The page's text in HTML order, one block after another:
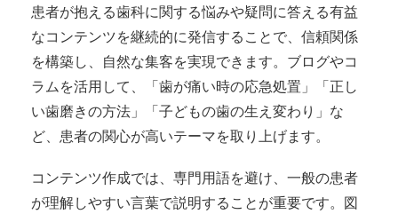
患者が抱える歯科に関する悩みや疑問に答える有益
なコンテンツを継続的に発信することで、信頼関係
を構築し、自然な集客を実現できます。ブログやコ
ラムを活用して、「歯が痛い時の応急処置」「正し
い歯磨きの方法」「子どもの歯の生え変わり」な
ど、患者の関心が高いテーマを取り上げます。
コンテンツ作成では、専門用語を避け、一般の患者
が理解しやすい言葉で説明することが重要です。図